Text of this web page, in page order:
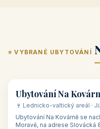
⭐ VYBRANÉ UBYTOVÁNÍ
🏡 penzion
Ubytování Na
🍷 Lednicko-valtický areál ·
Ubytování Na Kovárně se
Moravě, na adrese Slovácká